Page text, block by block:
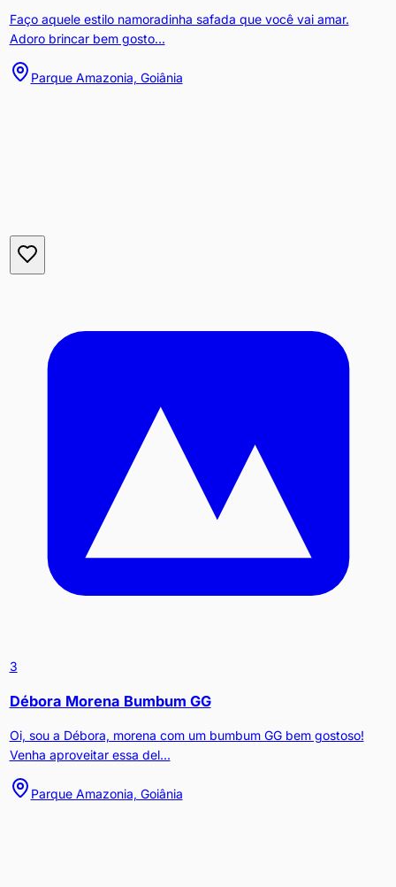
Faço aquele estilo namoradinha safada que você vai amar.
Adoro brincar bem gosto...
Parque Amazonia, Goiânia
3
Débora Morena Bumbum GG
Oi, sou a Débora, morena com um bumbum GG bem gostoso!
Venha aproveitar essa del...
Parque Amazonia, Goiânia